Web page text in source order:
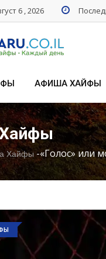
6 , 2026
АФИША ХАЙФЫ
Хайфы -«Голос» или